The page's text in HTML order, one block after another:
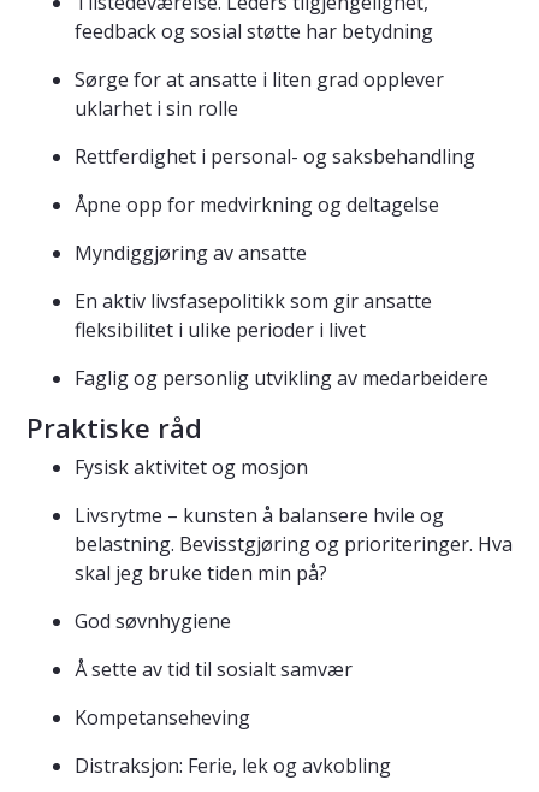
feedback og sosial støtte har betydning
Sørge for at ansatte i liten grad opplever
uklarhet i sin rolle
Rettferdighet i personal- og saksbehandling
Åpne opp for medvirkning og deltagelse
Myndiggjøring av ansatte
En aktiv livsfasepolitikk som gir ansatte
fleksibilitet i ulike perioder i livet
Faglig og personlig utvikling av medarbeidere
Praktiske råd
Fysisk aktivitet og mosjon
Livsrytme – kunsten å balansere hvile og
belastning. Bevisstgjøring og prioriteringer. Hva
skal jeg bruke tiden min på?
God søvnhygiene
Å sette av tid til sosialt samvær
Kompetanseheving
Distraksjon: Ferie, lek og avkobling